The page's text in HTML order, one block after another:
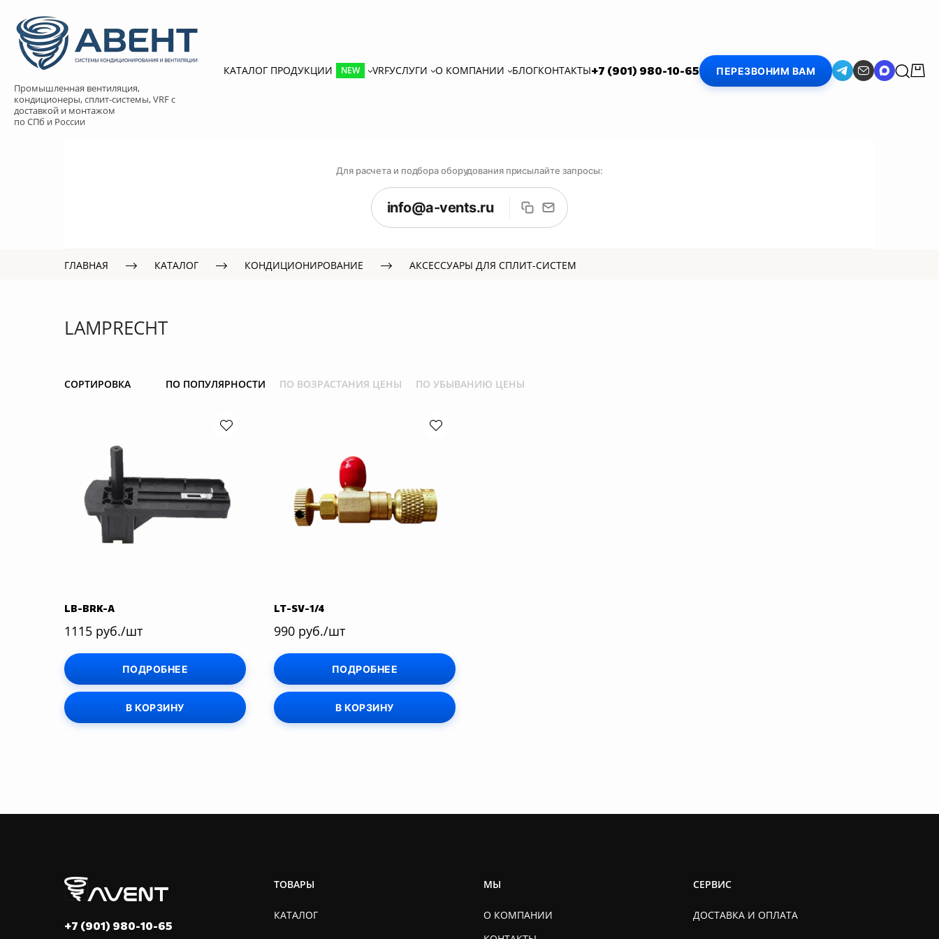
Промышленная вентиляция,
кондиционеры, сплит-системы, VRF с
доставкой и монтажом
по СПб и России
КАТАЛОГ ПРОДУКЦИИ NEW VRFУСЛУГИ О КОМПАНИИ БЛОГКОНТАКТЫ+7 (901) 980-10-65 ПЕРЕЗВОНИМ ВАМ
Для расчета и подбора оборудования присылайте запросы:
info@a-vents.ru
ГЛАВНАЯ КАТАЛОГ КОНДИЦИОНИРОВАНИЕ АКСЕССУАРЫ ДЛЯ СПЛИТ-СИСТЕМ
LAMPRECHT
СОРТИРОВКА ПО ПОПУЛЯРНОСТИ ПО ВОЗРАСТАНИЯ ЦЕНЫ ПО УБЫВАНИЮ ЦЕНЫ
LB-BRK-A
1115 руб./шт
ПОДРОБНЕЕ
В КОРЗИНУ
LT-SV-1/4
990 руб./шт
ПОДРОБНЕЕ
В КОРЗИНУ
+7 (901) 980-10-65
ТОВАРЫ
КАТАЛОГ
МЫ
О КОМПАНИИ
СЕРВИС
ДОСТАВКА И ОПЛАТА